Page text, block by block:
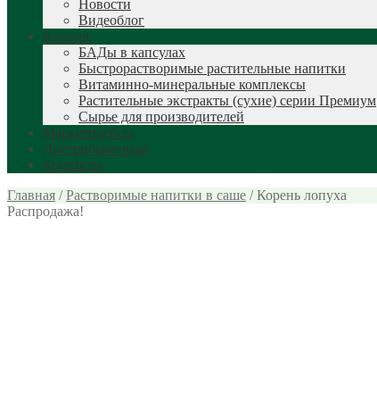
Новости
Видеоблог
Каталог
БАДы в капсулах
Быстрорастворимые растительные напитки
Витаминно-минеральные комплексы
Растительные экстракты (сухие) серии Премиум
Сырье для производителей
Маркетплейсы
Дистрибьюторам
Контакты
Главная /Растворимые напитки в саше /Корень лопуха
Распродажа!